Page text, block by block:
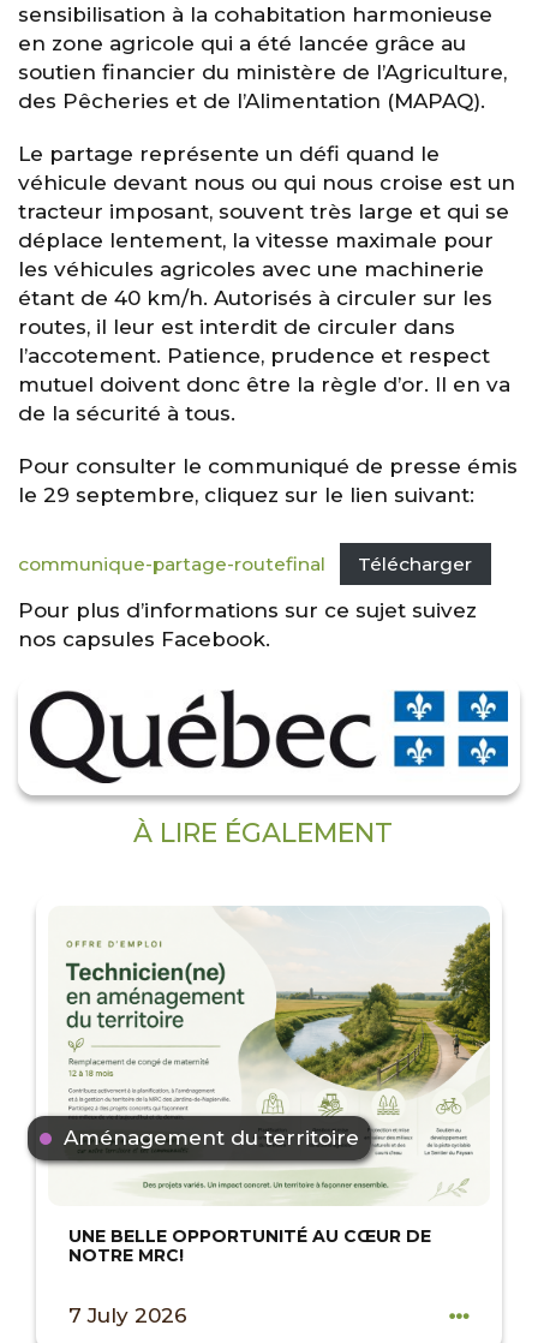
sensibilisation à la cohabitation harmonieuse
en zone agricole qui a été lancée grâce au
soutien financier du ministère de l’Agriculture,
des Pêcheries et de l’Alimentation (MAPAQ).
Le partage représente un défi quand le
véhicule devant nous ou qui nous croise est un
tracteur imposant, souvent très large et qui se
déplace lentement, la vitesse maximale pour
les véhicules agricoles avec une machinerie
étant de 40 km/h. Autorisés à circuler sur les
routes, il leur est interdit de circuler dans
l’accotement. Patience, prudence et respect
mutuel doivent donc être la règle d’or. Il en va
de la sécurité à tous.
Pour consulter le communiqué de presse émis
le 29 septembre, cliquez sur le lien suivant:
communique-partage-routefinal Télécharger
Pour plus d’informations sur ce sujet suivez
nos capsules Facebook.
À LIRE ÉGALEMENT
Aménagement du territoire
UNE BELLE OPPORTUNITÉ AU CŒUR DE
NOTRE MRC!
7 July 2026